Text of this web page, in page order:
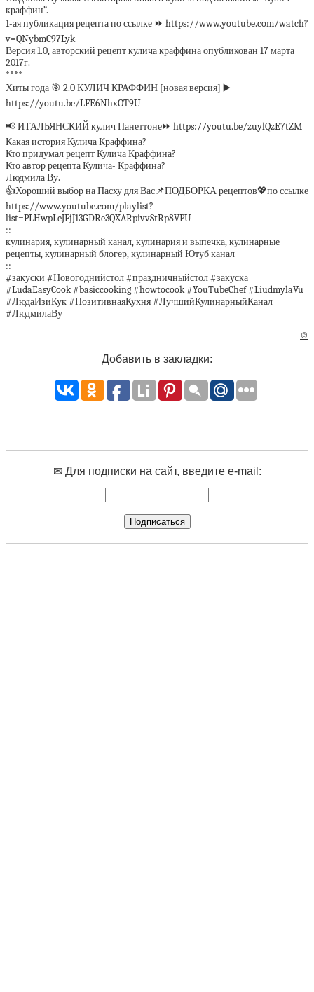
краффин”.
1-ая публикация рецепта по ссылке ⏩ https://www.youtube.com/watch?
v=QNybmC97Lyk
Версия 1.0, авторский рецепт кулича краффина опубликован 17 марта
2017г.
****
Хиты года 🎯 2.0 КУЛИЧ КРАФФИН [новая версия] ▶️
https://youtu.be/LFE6NhxOT9U
📢 ИТАЛЬЯНСКИЙ кулич Панеттоне⏩ https://youtu.be/zuylQzE7tZM
Какая история Кулича Краффина?
Кто придумал рецепт Кулича Краффина?
Кто автор рецепта Кулича- Краффина?
Людмила Ву.
👍Хороший выбор на Пасху для Вас📌ПОДБОРКА рецептов💖по ссылке
https://www.youtube.com/playlist?
list=PLHwpLeJFjJ13GDRe3QXARpivvStRp8VPU
::
кулинария, кулинарный канал, кулинария и выпечка, кулинарные
рецепты, кулинарный блогер, кулинарный Ютуб канал
::
#закуски #Новогоднийстол #праздничныйстол #закуска
#LudaEasyCook #basiccooking #howtocook #YouTubeChef #LiudmylaVu
#ЛюдаИзиКук #ПозитивнаяКухня #ЛучшийКулинарныйКанал
#ЛюдмилаВу
©
Добавить в закладки:
✉ Для подписки на сайт, введите e-mail: